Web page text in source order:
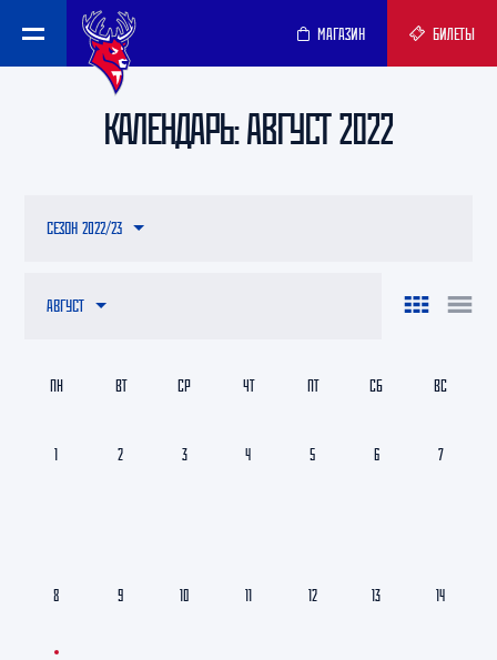
МАГАЗИН БИЛЕТЫ
КАЛЕНДАРЬ: АВГУСТ 2022
АВГУСТ
СЕЗОН 2022/23
1 2 3 4 5 6 7
8 9 10 11 12 13 14
ПН ВТ СР ЧТ ПТ СБ ВС